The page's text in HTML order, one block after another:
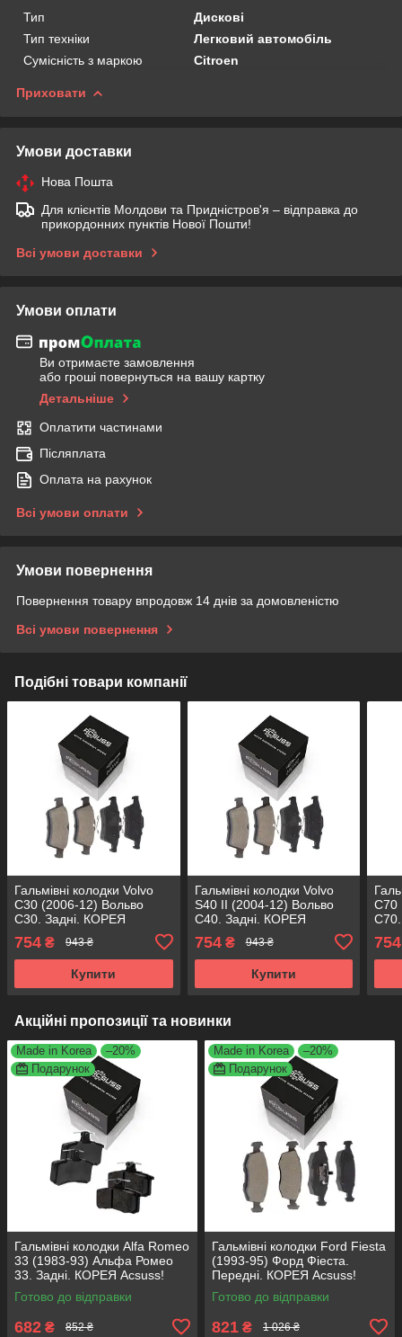
Тип
Дискові
Тип техніки
Легковий автомобіль
Сумісність з маркою
Citroen
Приховати
Умови доставки
Нова Пошта
Для клієнтів Молдови та Придністров'я – відправка до
прикордонних пунктів Нової Пошти!
Всі умови доставки
Умови оплати
Ви отримаєте замовлення
або гроші повернуться на вашу картку
Детальніше
Оплатити частинами
Післяплата
Оплата на рахунок
Всі умови оплати
Умови повернення
Повернення товару впродовж 14 днів за домовленістю
Всі умови повернення
Подібні товари компанії
Гальмівні колодки Volvo
C30 (2006-12) Вольво
С30. Задні. КОРЕЯ
FDB1766 , FDB5245 ,
FDB4935 , FDB1931W
754 ₴ 943 ₴
Купити
Гальмівні колодки Volvo
S40 II (2004-12) Вольво
С40. Задні. КОРЕЯ
FDB1766 , FDB5245 ,
FDB4935 , FDB1931W
754₴ 943 ₴
Купити
C70
754
Акційні пропозиції та новинки
Made in Korea
–20%
Подарунок
Гальмівні колодки Alfa Romeo
33 (1983-93) Альфа Ромео
33. Задні. КОРЕЯ Acsuss!
GDB1050 , FDB222
Готово до відправки
682 ₴ 852 ₴
Made in Korea
–20%
Подарунок
Гальмівні колодки Ford Fiesta
(1993-95) Форд Фіеста.
Передні. КОРЕЯ Acsuss!
GDB371 , TAR579 , TAR276
Готово до відправки
821 ₴ 1 026 ₴